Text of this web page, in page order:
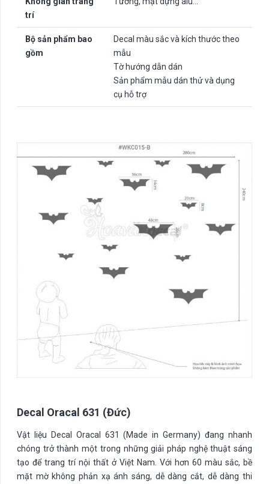
trí
Bộ sản phẩm bao
gồm
Decal màu sắc và kích thước theo
mẫu
Tờ hướng dẫn dán
Sản phẩm mẫu dán thử và dụng
cụ hỗ trợ
Decal Oracal 631 (Đức)
Vật liệu Decal Oracal 631 (Made in Germany) đang nhanh
chóng trở thành một trong những giải pháp nghệ thuật sáng
tạo để trang trí nội thất ở Việt Nam. Với hơn 60 màu sắc, bề
mặt mờ không phản xạ ánh sáng, dễ dàng cắt, dễ dàng thi